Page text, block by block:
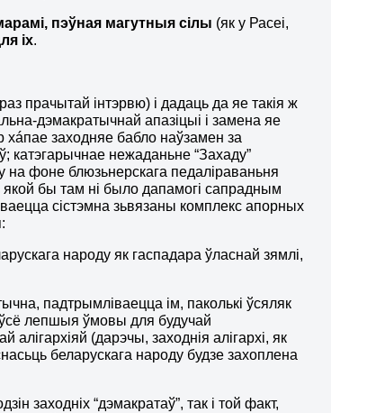
пэўная магутныя сілы (як у Расеі,
іх.
прачытай інтэрвю) і дадаць да яе такія ж
дэмакратычнай апазіцыі і замена яе
заходняе бабло наўзамен за
катэгарычнае нежаданьне “Захаду”
на фоне блюзьнерскага педаліраваньня
бы там ні было дапамогі сапрадным
сістэмна зьвязаны комплекс апорных
:
народу як гаспадара ўласнай зямлі,
падтрымліваецца ім, паколькі ўсяляк
лепшыя ўмовы для будучай
(дарэчы, заходнія алігархі, як
беларускага народу будзе захоплена
заходніх “дэмакратаў”, так і той факт,